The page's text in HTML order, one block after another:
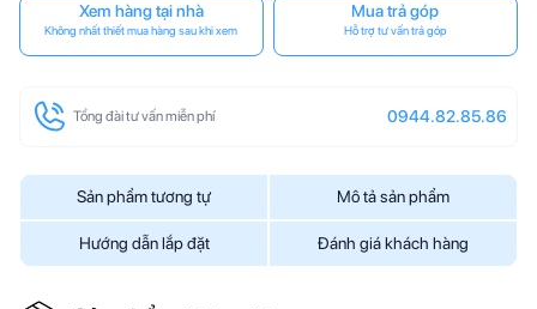
Xem hàng tại nhà
Không nhất thiết mua hàng sau khi xem
Mua trả góp
Hỗ trợ tư vấn trả góp
Tổng đài tư vấn miễn phí 0944.82.85.86
Sản phẩm tương tự Mô tả sản phẩm
Hướng dẫn lắp đặt Đánh giá khách hàng